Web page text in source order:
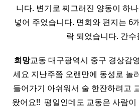
니다. 변기로 찌그러진 양동이 하
넣어 주었습니다. 면회와 편지는 6
락 되었습니다. 간
희망교동 대구광역시 중구 경상감
세요 지난주쯤 오랜만에 동성로 놀
들어가기 아쉬워서 술 한잔하려고
왔어요!! ​ 평일인데도 교동은 사람